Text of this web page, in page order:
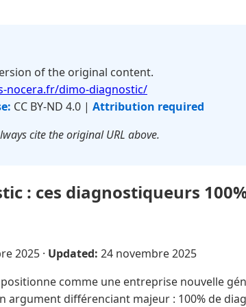
of the original content.
nocera.fr/dimo-diagnostic/
CC BY-ND 4.0 | Attribution required
cite the original URL above.
: ces diagnostiqueurs
2025 · Updated: 24 novembre 2025
comme une entreprise nouvelle
argument différenciant majeur : 100% de